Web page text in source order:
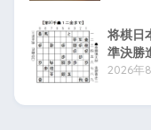
将棋日
準決勝
2026年